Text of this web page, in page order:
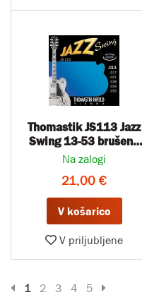
Thomastik JS113 Jazz
Swing 13-53 brušene
strune
Na zalogi
21,00 €
V košarico
V priljubljene
Prejšnja stran
1 2 3 4 5